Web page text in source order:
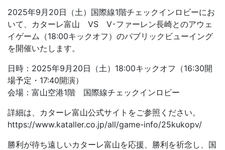
2025年9月20日（土）国際線1階チェックインロビーにお
いて、カターレ富山 VS V･ファーレン長崎とのアウェ
イゲーム（18:00キックオフ）のパブリックビューイング
を開催いたします。
日時：2025年9月20日（土）18:00キックオフ（16:30開
場予定・17:40開演）
会場：富山空港1階 国際線チェックインロビー
詳細は、カターレ富山公式サイトをご参照ください。
https://www.kataller.co.jp/all/game-info/25kukopv/
勝利が待ち遠しいカターレ富山を応援、勝利を祈念し、国